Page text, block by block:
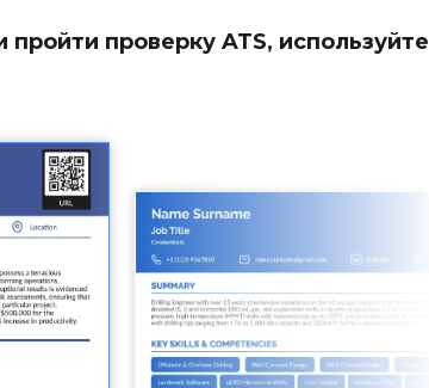
проверку ATS, используйте